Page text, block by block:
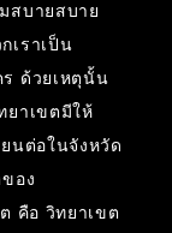
สบายสบาย
เราเป็น
ด้วยเหตุนั้น
ยาเขตมีให้
นต่อในจังหวัด
อง
คือ วิทยาเขต